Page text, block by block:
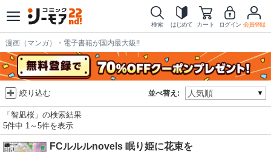
検索 はじめて カート ログイン 会員登録
漫画（マンガ）・電子書籍が国内最大級!!
並べ替え:
絞り込む
「智凪桜」の検索結果
5件中 1～5件を表示
FCルルルnovels 眠り姫に花束を